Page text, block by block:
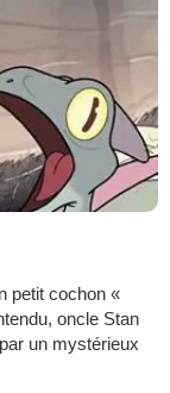
petit cochon «
oncle Stan
un mystérieux